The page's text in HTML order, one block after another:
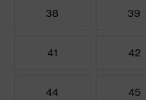
38 39
41 42
44 45